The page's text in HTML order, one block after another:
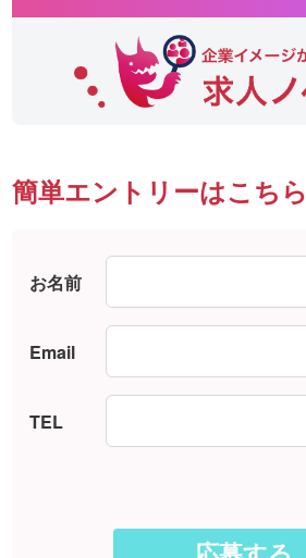
簡単エントリーはこちら
お名前
Email
TEL